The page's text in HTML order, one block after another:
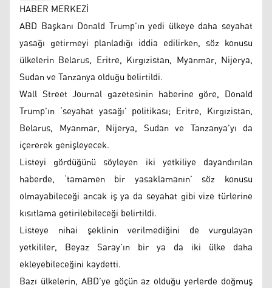
HABER MERKEZİ
ABD Başkanı Donald Trump’ın yedi ülkeye daha seyahat
yasağı getirmeyi planladığı iddia edilirken, söz konusu
ülkelerin Belarus, Eritre, Kırgızistan, Myanmar, Nijerya,
Sudan ve Tanzanya olduğu belirtildi.
Wall Street Journal gazetesinin haberine göre, Donald
Trump'ın ‘seyahat yasağı’ politikası; Eritre, Kırgızistan,
Belarus, Myanmar, Nijerya, Sudan ve Tanzanya’yı da
içererek genişleyecek.
Listeyi gördüğünü söyleyen iki yetkiliye dayandırılan
haberde, ‘tamamen bir yasaklamanın’ söz konusu
olmayabileceği ancak iş ya da seyahat gibi vize türlerine
kısıtlama getirilebileceği belirtildi.
Listeye nihai şeklinin verilmediğini de vurgulayan
yetkililer, Beyaz Saray’ın bir ya da iki ülke daha
ekleyebileceğini kaydetti.
Bazı ülkelerin, ABD’ye göçün az olduğu yerlerde doğmuş